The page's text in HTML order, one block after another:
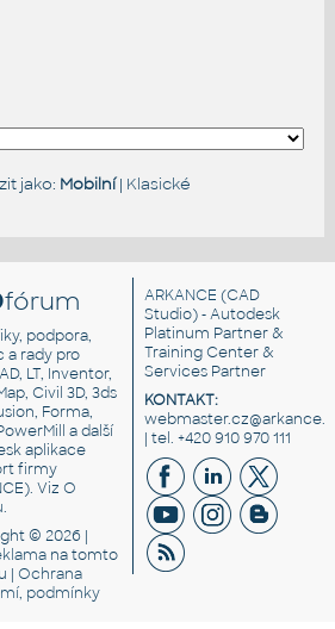
jako: Mobilní| Klasické
fórum
podpora,
a rady pro
LT, Inventor,
Civil 3D, 3ds
Forma,
a další
aplikace
firmy
VizO
.
© 2026 |
na tomto
|Ochrana
podmínky
ARKANCE (CAD
Studio) - Autodesk
Platinum Partner &
Training Center &
Services Partner
KONTAKT:
| tel. +420 910 970 111